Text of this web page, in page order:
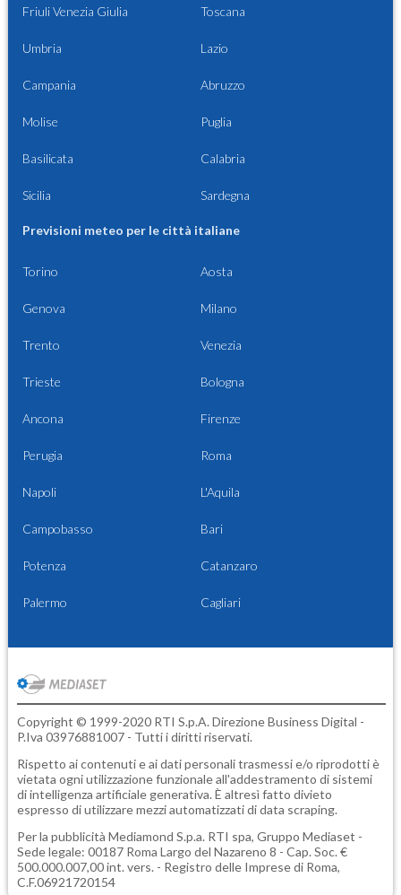
Friuli Venezia Giulia Toscana
Umbria Lazio
Campania Abruzzo
Molise Puglia
Basilicata Calabria
Sicilia Sardegna
Previsioni meteo per le città italiane
Torino Aosta
Genova Milano
Trento Venezia
Trieste Bologna
Ancona Firenze
Perugia Roma
Napoli L'Aquila
Campobasso Bari
Potenza Catanzaro
Palermo Cagliari
Copyright © 1999-2020 RTI S.p.A. Direzione Business Digital -
P.Iva 03976881007 - Tutti i diritti riservati.
Rispetto ai contenuti e ai dati personali trasmessi e/o riprodotti è
vietata ogni utilizzazione funzionale all'addestramento di sistemi
di intelligenza artificiale generativa. È altresì fatto divieto
espresso di utilizzare mezzi automatizzati di data scraping.
Per la pubblicità Mediamond S.p.a. RTI spa, Gruppo Mediaset -
Sede legale: 00187 Roma Largo del Nazareno 8 - Cap. Soc. €
500.000.007,00 int. vers. - Registro delle Imprese di Roma,
C.F.06921720154